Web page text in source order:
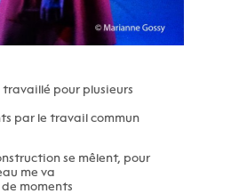
travaillé pour plusieurs
par le travail commun
se mêlent, pour
me va
moments